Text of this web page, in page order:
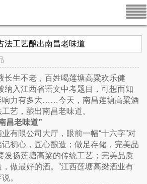
法工艺酿出南昌老味道
长生不老，百姓喝莲塘高粱欢乐健
纳入江西省语文中考题目，可想而知
响力有多大……今天，南昌莲塘高粱酒
艺，酿出南昌老味道。
昌老味道”
有限公司大厅，眼前一幅“十六字”对
初心，匠心酿造；做足存储，完美品
发扬莲塘高粱的传统工艺；完美品质
做最好的酒。”江西莲塘高梁酒业有
。